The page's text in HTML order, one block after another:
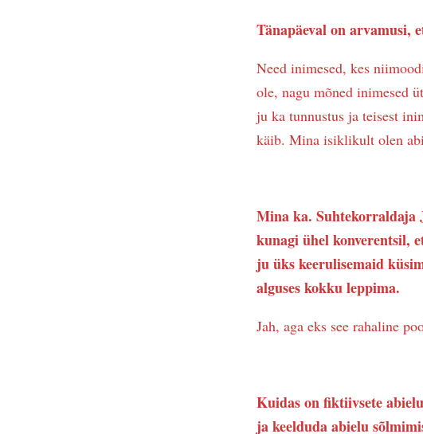
Tänapäeval on arvamusi,
Need inimesed, kes
ole, nagu mõned inimesed
ju ka tunnustus ja teisest
käib. Mina isiklikult olen
Mina ka. Suhtekorraldaja
kunagi ühel konverentsil,
ju üks keerulisemaid
alguses kokku leppima.
Jah, aga eks see rahaline
Kuidas on fiktiivsete
ja keelduda abielu